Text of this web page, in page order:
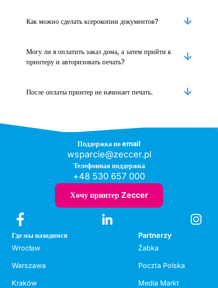
Как можно сделать ксерокопии документов?
Могу ли я оплатить заказ дома, а затем прийти к
принтеру и авторизовать печать?
После оплаты принтер не начинает печать.
Поддержка по email
wsparcie@zeccer.pl
Телефонная поддержка
+48 530 657 000
Хочу принтер Zeccer
Где мы находимся
Wrocław
Warszawa
Kraków
Partnerzy
Żabka
Poczta Polska
Media Markt